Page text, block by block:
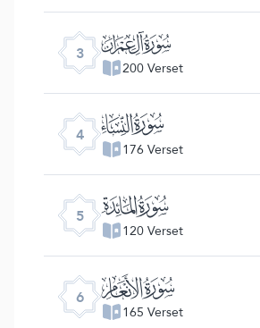
3 ﮏ
200 Verset
4 ﮐ
176 Verset
5 ﮑ
120 Verset
6 ﮒ
165 Verset